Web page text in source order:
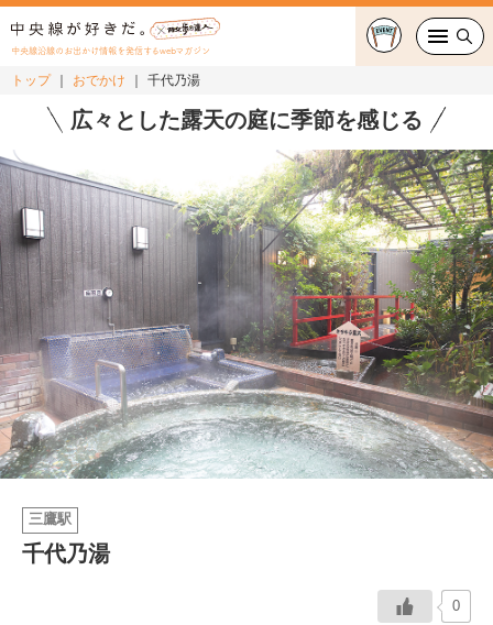
中央線沿線のお出かけ情報を発信するwebマガジン
グルメ・カフェ
スイーツ・テイクアウト
おでかけ
ショッピング
中央線カルチャー
特集
連載
イベント情報
トップ おでかけ 千代乃湯
広々とした露天の庭に季節を感じる
三鷹駅
千代乃湯
0